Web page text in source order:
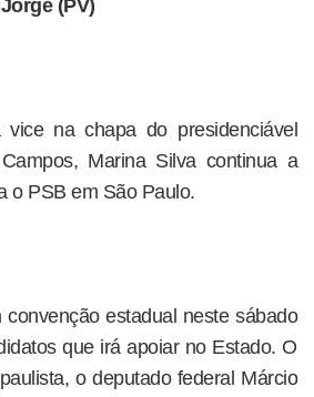
(PV)
na chapa do presidenciável
Marina Silva continua a
o PSB em São Paulo.
estadual neste sábado
que irá apoiar no Estado. O
o deputado federal Márcio